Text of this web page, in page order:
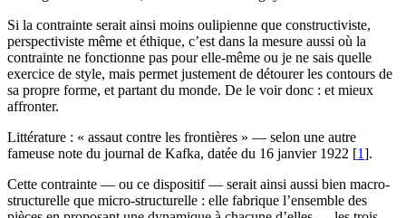
Si la contrainte serait ainsi moins oulipienne que constructiviste,
perspectiviste même et éthique, c’est dans la mesure aussi où la
contrainte ne fonctionne pas pour elle-même ou je ne sais quelle
exercice de style, mais permet justement de détourer les contours de
sa propre forme, et partant du monde. De le voir donc : et mieux
affronter.
Littérature : « assaut contre les frontières » — selon une autre
fameuse note du journal de Kafka, datée du 16 janvier 1922 [1].
Cette contrainte — ou ce dispositif — serait ainsi aussi bien macro-
structurelle que micro-structurelle : elle fabrique l’ensemble des